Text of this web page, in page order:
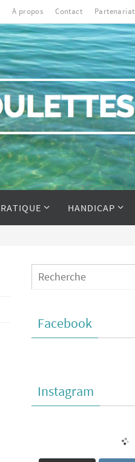
À propos Contact Partenariat
HANDICAP
Facebook
Instagram